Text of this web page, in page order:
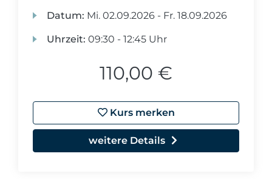
Datum: Mi. 02.09.2026 - Fr. 18.09.2026
Uhrzeit: 09:30 - 12:45 Uhr
110,00 €
Kurs merken
weitere Details